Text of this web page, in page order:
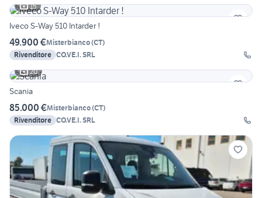
15
Iveco S-Way 510 Intarder !
49.900 €Misterbianco(CT)
Rivenditore CO.VE.I. SRL
20
Scania
85.000 €Misterbianco(CT)
Rivenditore CO.VE.I. SRL